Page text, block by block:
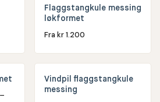
Flaggstangkule messing
løkformet
Fra kr1.200
–
Vindpil flaggstangkule
messing